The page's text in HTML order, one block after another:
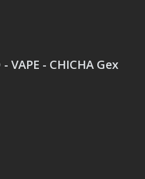
VAPE - CHICHA Gex